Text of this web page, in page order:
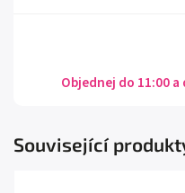
Objednej do 11:00
Související